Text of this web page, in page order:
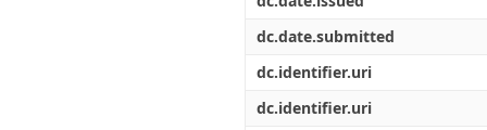
dc.date.submitted
dc.identifier.uri
dc.identifier.uri